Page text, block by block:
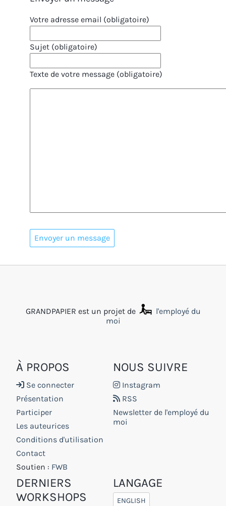
Votre adresse email (obligatoire)
Sujet (obligatoire)
Texte de votre message (obligatoire)
GRANDPAPIER est un projet de
l'employé du
moi
À PROPOS
Se connecter
Présentation
Participer
Les auteurices
Conditions d'utilisation
Contact
Soutien : FWB
NOUS SUIVRE
Instagram
RSS
Newsletter de l'employé du
moi
DERNIERS
WORKSHOPS
LANGAGE
ENGLISH